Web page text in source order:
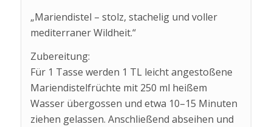
„Mariendistel – stolz, stachelig und voller
mediterraner Wildheit.“
Zubereitung:
Für 1 Tasse werden 1 TL leicht angestoßene
Mariendistelfrüchte mit 250 ml heißem
Wasser übergossen und etwa 10–15 Minuten
ziehen gelassen. Anschließend abseihen und